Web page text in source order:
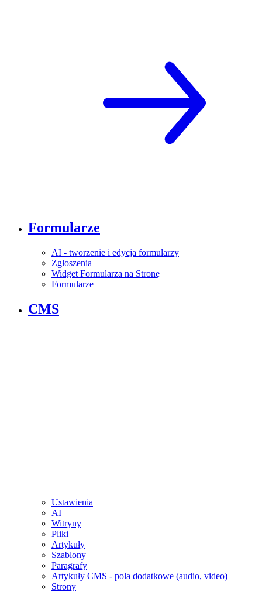
Formularze
AI - tworzenie i edycja formularzy
Zgłoszenia
Widget Formularza na Stronę
Formularze
CMS
Ustawienia
AI
Witryny
Pliki
Artykuły
Szablony
Paragrafy
Artykuły CMS - pola dodatkowe (audio, video)
Strony